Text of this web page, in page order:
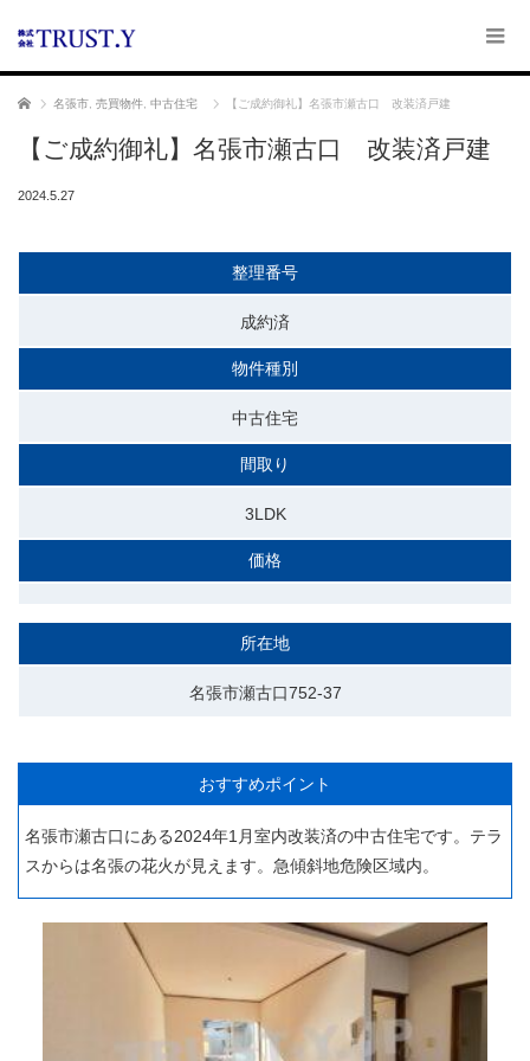
ホーム 名張市 売買物件 中古住宅 【ご成約御礼】名張市瀬古口 改装済戸建
【ご成約御礼】名張市瀬古口 改装済戸建
2024.5.27
整理番号
成約済
物件種別
中古住宅
間取り
3LDK
価格
所在地
名張市瀬古口752-37
おすすめポイント
名張市瀬古口にある2024年1月室内改装済の中古住宅です。テラ
スからは名張の花火が見えます。急傾斜地危険区域内。